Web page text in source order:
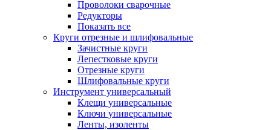
Проволоки сварочные
Редукторы
Показать все
Круги отрезные и шлифовальные
Зачистные круги
Лепестковые круги
Отрезные круги
Шлифовальные круги
Инструмент универсальный
Клещи универсальные
Ключи универсальные
Ленты, изоленты